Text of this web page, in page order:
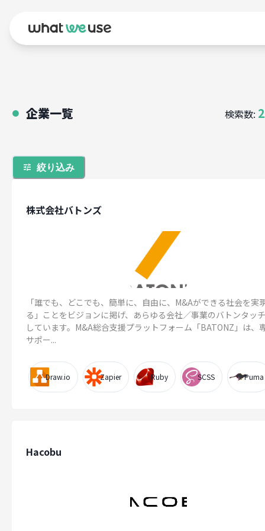
● 企業一覧 検索数: 2
絞り込み
株式会社バトンズ
「誰でも、どこでも、簡単に、自由に、M&Aができる社会を実
る」ことをビジョンに掲げ、あらゆる会社／事業のバトンタッ
しています。M&A総合支援プラットフォーム「BATONZ」は、
サポー...
Draw.io Zapier Ruby SCSS Puma
Hacobu